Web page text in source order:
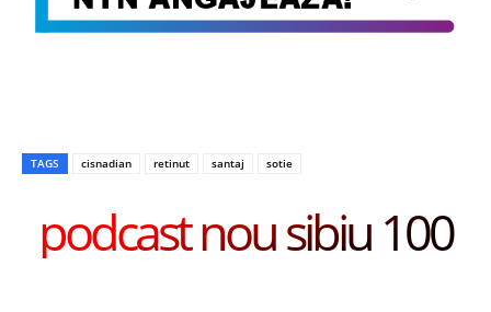
TAGS cisnadian retinut santaj sotie
podcast nou sibiu 100